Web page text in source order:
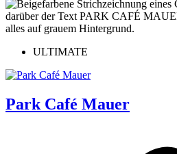
ULTIMATE
Park Café Mauer